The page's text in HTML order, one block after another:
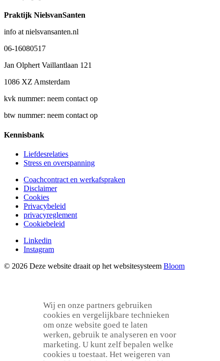
Praktijk NielsvanSanten
info at nielsvansanten.nl
06-16080517
Jan Olphert Vaillantlaan 121
1086 XZ Amsterdam
kvk nummer: neem contact op
btw nummer: neem contact op
Kennisbank
Liefdesrelaties
Stress en overspanning
Coachcontract en werkafspraken
Disclaimer
Cookies
Privacybeleid
privacyreglement
Cookiebeleid
Linkedin
Instagram
© 2026 Deze website draait op het websitesysteem Bloom
Wij en onze partners gebruiken
cookies en vergelijkbare technieken
om onze website goed te laten
werken, gebruik te analyseren en voor
marketing. U kunt zelf bepalen welke
cookies u toestaat. Het weigeren van